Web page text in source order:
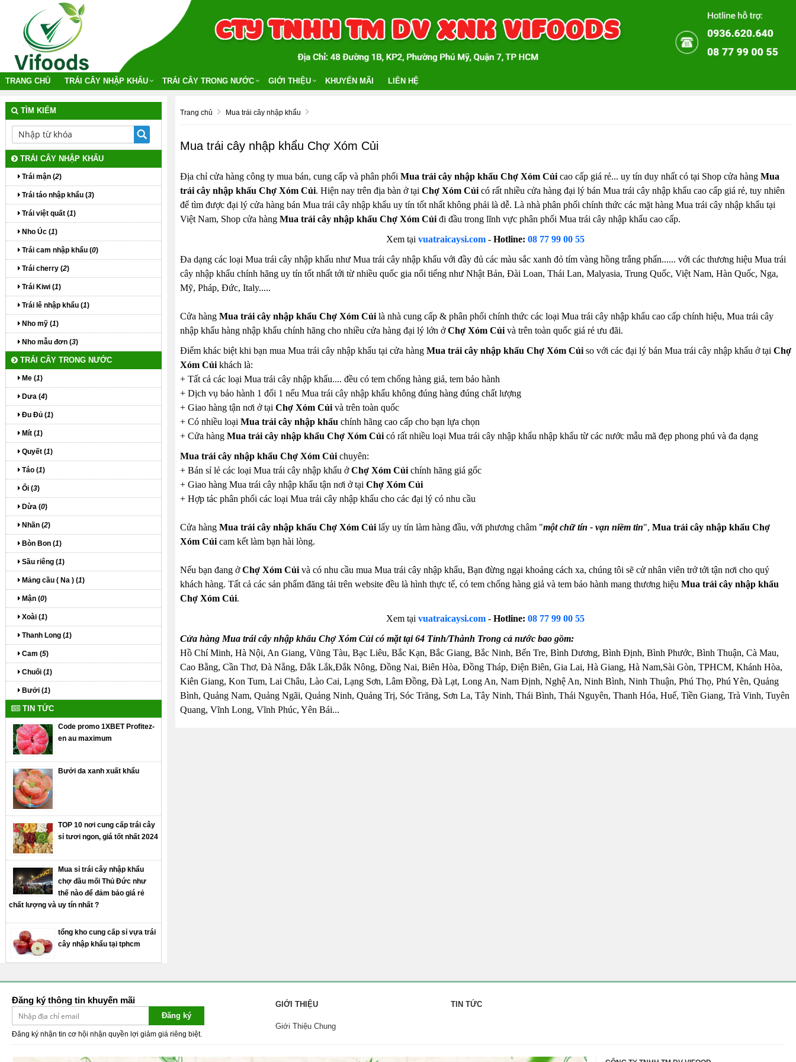
TRANG CHỦ TRÁI CÂY NHẬP KHẨU TRÁI CÂY TRONG NƯỚC GIỚI THIỆU KHUYẾN MÃI LIÊN HỆ
Trang chủ Mua trái cây nhập khẩu
Mua trái cây nhập khẩu Chợ Xóm Củi
Địa chỉ cửa hàng công ty mua bán, cung cấp và phân phối Mua trái cây nhập khẩu Chợ Xóm Củicao cấp giá rẻ... uy tín duy nhất có tại Shop cửa hàng Mua
trái cây nhập khẩu Chợ Xóm Củi. Hiện nay trên địa bàn ở tại Chợ Xóm Củicó rất nhiều cửa hàng đại lý bán Mua trái cây nhập khẩu cao cấp giá rẻ, tuy nhiên
để tìm được đại lý cửa hàng bán Mua trái cây nhập khẩu uy tín tốt nhất không phải là dễ. Là nhà phân phối chính thức các mặt hàng Mua trái cây nhập khẩu tại
Việt Nam, Shop cửa hàng Mua trái cây nhập khẩu Chợ Xóm Củiđi đầu trong lĩnh vực phân phối Mua trái cây nhập khẩu cao cấp.
Xem tạivuatraicaysi.com -Hotline:08 77 99 00 55
Đa dạng các loại Mua trái cây nhập khẩu như Mua trái cây nhập khẩu với đầy đủ các màu sắc xanh đỏ tím vàng hồng trắng phấn...... với các thương hiệu Mua trái
cây nhập khẩu chính hãng uy tín tốt nhất tới từ nhiều quốc gia nổi tiếng như Nhật Bản, Đài Loan, Thái Lan, Malyasia, Trung Quốc, Việt Nam, Hàn Quốc, Nga,
Mỹ, Pháp, Đức, Italy.....
Cửa hàng Mua trái cây nhập khẩu Chợ Xóm Củilà nhà cung cấp & phân phối chính thức các loại Mua trái cây nhập khẩu cao cấp chính hiệu, Mua trái cây
nhập khẩu hàng nhập khẩu chính hãng cho nhiều cửa hàng đại lý lớn ởChợ Xóm Củivà trên toàn quốc giá rẻ ưu đãi.
Điểm khác biệt khi bạn mua Mua trái cây nhập khẩu tại cửa hàng Mua trái cây nhập khẩu Chợ Xóm Củiso với các đại lý bán Mua trái cây nhập khẩu ở tại Chợ
Xóm Củikhách là:
+ Tất cả các loại Mua trái cây nhập khẩu.... đều có tem chống hàng giả, tem bảo hành
+ Dịch vụ bảo hành 1 đổi 1 nếu Mua trái cây nhập khẩu không đúng hàng đúng chất lượng
+ Giao hàng tận nơi ở tại Chợ Xóm Củivà trên toàn quốc
+ Có nhiều loại Mua trái cây nhập khẩu chính hãng cao cấp cho bạn lựa chọn
+ Cửa hàng Mua trái cây nhập khẩu Chợ Xóm Củicó rất nhiều loại Mua trái cây nhập khẩu nhập khẩu từ các nước mẫu mã đẹp phong phú và đa dạng
Mua trái cây nhập khẩu Chợ Xóm Củi chuyên:
+ Bán sỉ lẻ các loại Mua trái cây nhập khẩu ởChợ Xóm Củichính hãng giá gốc
+ Giao hàng Mua trái cây nhập khẩu tận nơi ở tại Chợ Xóm Củi
+ Hợp tác phân phối các loại Mua trái cây nhập khẩu cho các đại lý có nhu cầu
Cửa hàng Mua trái cây nhập khẩu Chợ Xóm Củilấy uy tín làm hàng đầu, với phương châm "một chữ tín - vạn niềm tin", Mua trái cây nhập khẩu Chợ
Xóm Củicam kết làm bạn hài lòng.
Nếu bạn đang ởChợ Xóm Củivà có nhu cầu mua Mua trái cây nhập khẩu, Bạn đừng ngại khoảng cách xa, chúng tôi sẽ cử nhân viên trở tới tận nơi cho quý
khách hàng. Tất cả các sản phẩm đăng tải trên website đều là hình thực tế, có tem chống hàng giả và tem bảo hành mang thương hiệu Mua trái cây nhập khẩu
Chợ Xóm Củi.
Xem tạivuatraicaysi.com -Hotline:08 77 99 00 55
Cửa hàng Mua trái cây nhập khẩu Chợ Xóm Củi có mặt tại 64 Tỉnh/Thành Trong cả nước bao gồm:
Hồ Chí Minh, Hà Nội, An Giang, Vũng Tàu, Bạc Liêu, Bắc Kạn, Bắc Giang, Bắc Ninh, Bến Tre, Bình Dương, Bình Định, Bình Phước, Bình Thuận, Cà Mau,
Cao Bằng, Cần Thơ, Đà Nẵng, Đắk Lắk,Đắk Nông, Đồng Nai, Biên Hòa, Đồng Tháp, Điện Biên, Gia Lai, Hà Giang, Hà Nam,Sài Gòn, TPHCM, Khánh Hòa,
Kiên Giang, Kon Tum, Lai Châu, Lào Cai, Lạng Sơn, Lâm Đồng, Đà Lạt, Long An, Nam Định, Nghệ An, Ninh Bình, Ninh Thuận, Phú Thọ, Phú Yên, Quảng
Bình, Quảng Nam, Quảng Ngãi, Quảng Ninh, Quảng Trị, Sóc Trăng, Sơn La, Tây Ninh, Thái Bình, Thái Nguyên, Thanh Hóa, Huế, Tiền Giang, Trà Vinh, Tuyên
Quang, Vĩnh Long, Vĩnh Phúc, Yên Bái...
TÌM KIẾM
TRÁI CÂY NHẬP KHẨU
Trái mận (2)
Trái táo nhập khẩu (3)
Trái việt quất (1)
Nho Úc (1)
Trái cam nhập khẩu (0)
Trái cherry (2)
Trái Kiwi (1)
Trái lê nhập khẩu (1)
Nho mỹ (1)
Nho mẫu đơn (3)
TRÁI CÂY TRONG NƯỚC
Me (1)
Dưa (4)
Đu Đủ (1)
Mít (1)
Quyết (1)
Táo (1)
Ổi (3)
Dừa (0)
Nhãn (2)
Bòn Bon (1)
Sầu riêng (1)
Mảng cầu ( Na ) (1)
Mận (0)
Xoài (1)
Thanh Long (1)
Cam (5)
Chuối (1)
Bưởi (1)
TIN TỨC
Code promo 1XBET Profitez-
en au maximum
Bưởi da xanh xuất khẩu
TOP 10 nơi cung cấp trái cây
sỉ tươi ngon, giá tốt nhất 2024
Mua sỉ trái cây nhập khẩu
chợ đầu mối Thủ Đức như
thế nào để đảm bảo giá rẻ
chất lượng và uy tín nhất ?
tổng kho cung cấp sỉ vựa trái
cây nhập khẩu tại tphcm
Đăng ký thông tin khuyến mãi
Đăng ký
Đăng ký nhận tin cơ hội nhận quyền lợi giảm giá riêng biệt.
GIỚI THIỆU
Giới Thiệu Chung
TIN TỨC